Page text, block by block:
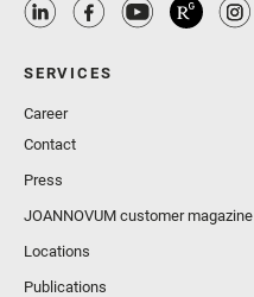
SERVICES
Career
Contact
Press
JOANNOVUM customer magazine
Locations
Publications